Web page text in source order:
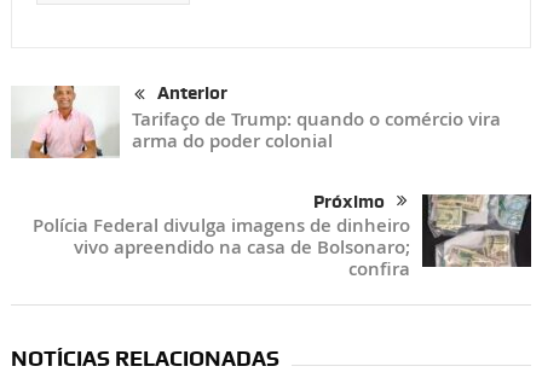
Anterior
Tarifaço de Trump: quando o comércio vira
arma do poder colonial
Próximo
Polícia Federal divulga imagens de dinheiro
vivo apreendido na casa de Bolsonaro;
confira
NOTÍCIAS RELACIONADAS